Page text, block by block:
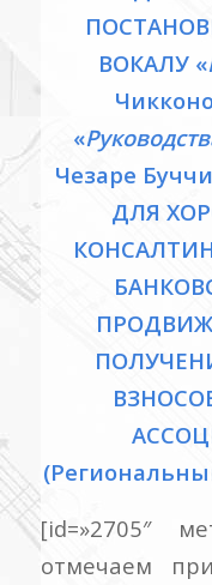
ВОКАЛУ «
«
Чезаре
ДЛЯ
[id=»2705″
отмечаем